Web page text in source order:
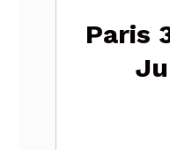
Paris